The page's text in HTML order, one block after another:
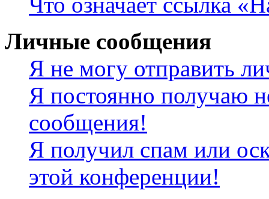
Личные сообщения
Я не могу отправить
Я постоянно получаю
сообщения!
Я получил спам или
этой конференции!